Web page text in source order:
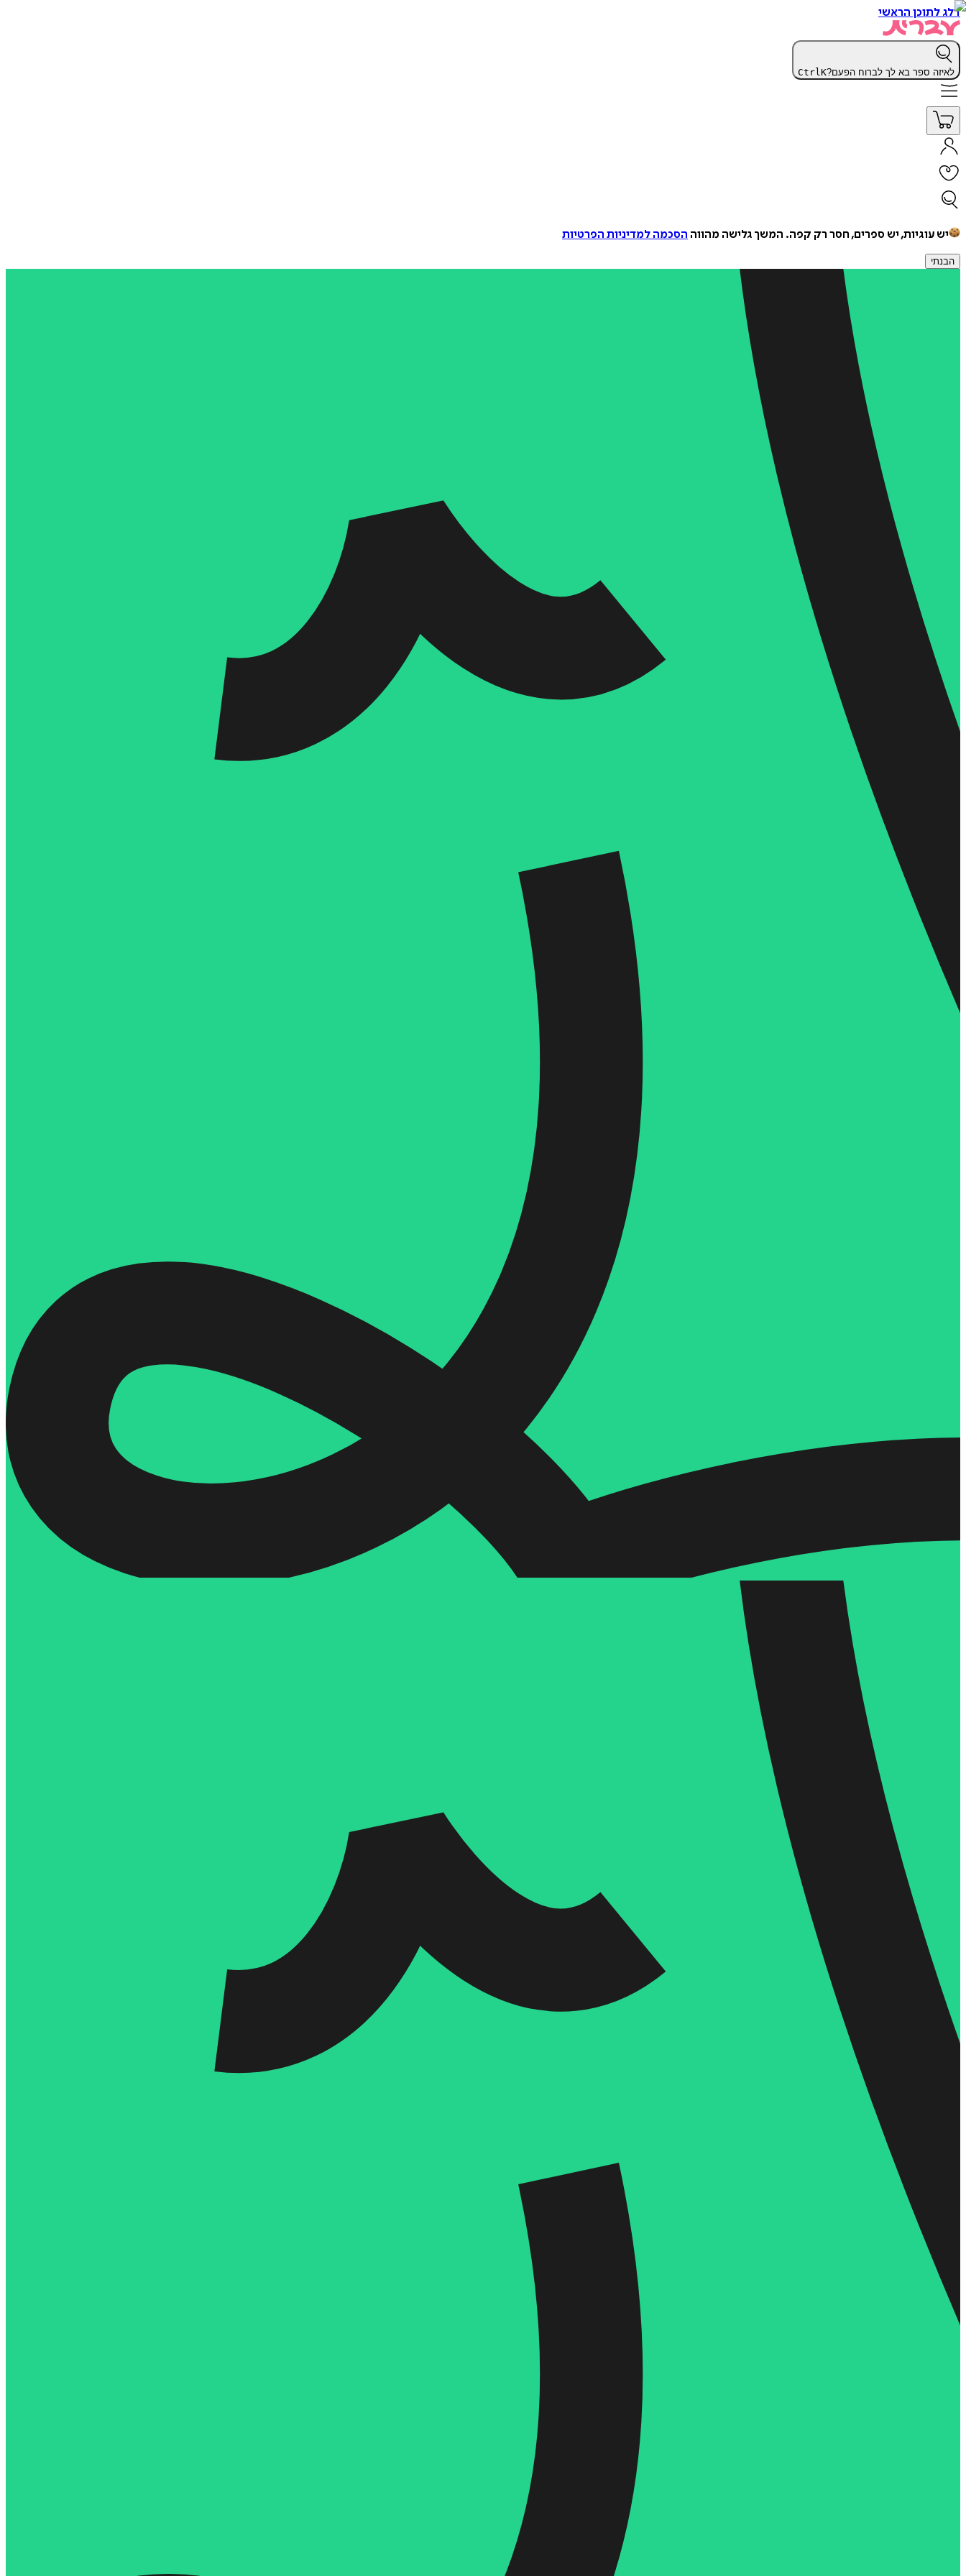
דלג לתוכן הראשי
לאיזה ספר בא לך לברוח הפעם? CtrlK
יש עוגיות, יש ספרים, חסר רק קפה. המשך גלישה מהווה הסכמה למדיניות הפרטיות
הבנתי